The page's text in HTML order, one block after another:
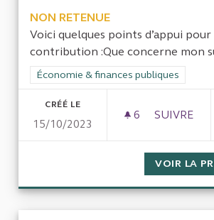
NON RETENUE
Voici quelques points d’appui
contribution :Que concerne mon
Filtrer les résultats de la catégorie :
Économie & finances publiques
CRÉÉ LE
15/10/2023
6 6 ABONNÉS
SUIVRE
VOIR LA